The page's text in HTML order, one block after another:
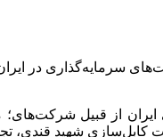
سرمایه‌گذاری در
از قبیل
کابل‌سازی شهید